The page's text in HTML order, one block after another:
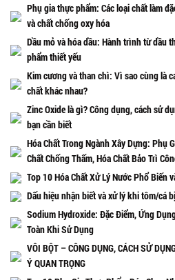
Phụ gia thực phẩm: Các loại chất làm
và chất chống oxy hóa
Dầu mỏ và hóa dầu: Hành trình từ dầu
phẩm thiết yếu
Kim cương và than chì: Vì sao cùng là
chất khác nhau?
Zinc Oxide là gì? Công dụng, cách sử
bạn cần biết
Hóa Chất Trong Ngành Xây Dựng: Phụ
Chất Chống Thấm, Hóa Chất Bảo Trì
Top 10 Hóa Chất Xử Lý Nước Phổ Biến
Dấu hiệu nhận biết và xử lý khi tôm/cá
Sodium Hydroxide: Đặc Điểm, Ứng
Toàn Khi Sử Dụng
VÔI BỘT – CÔNG DỤNG, CÁCH SỬ
Ý QUAN TRỌNG